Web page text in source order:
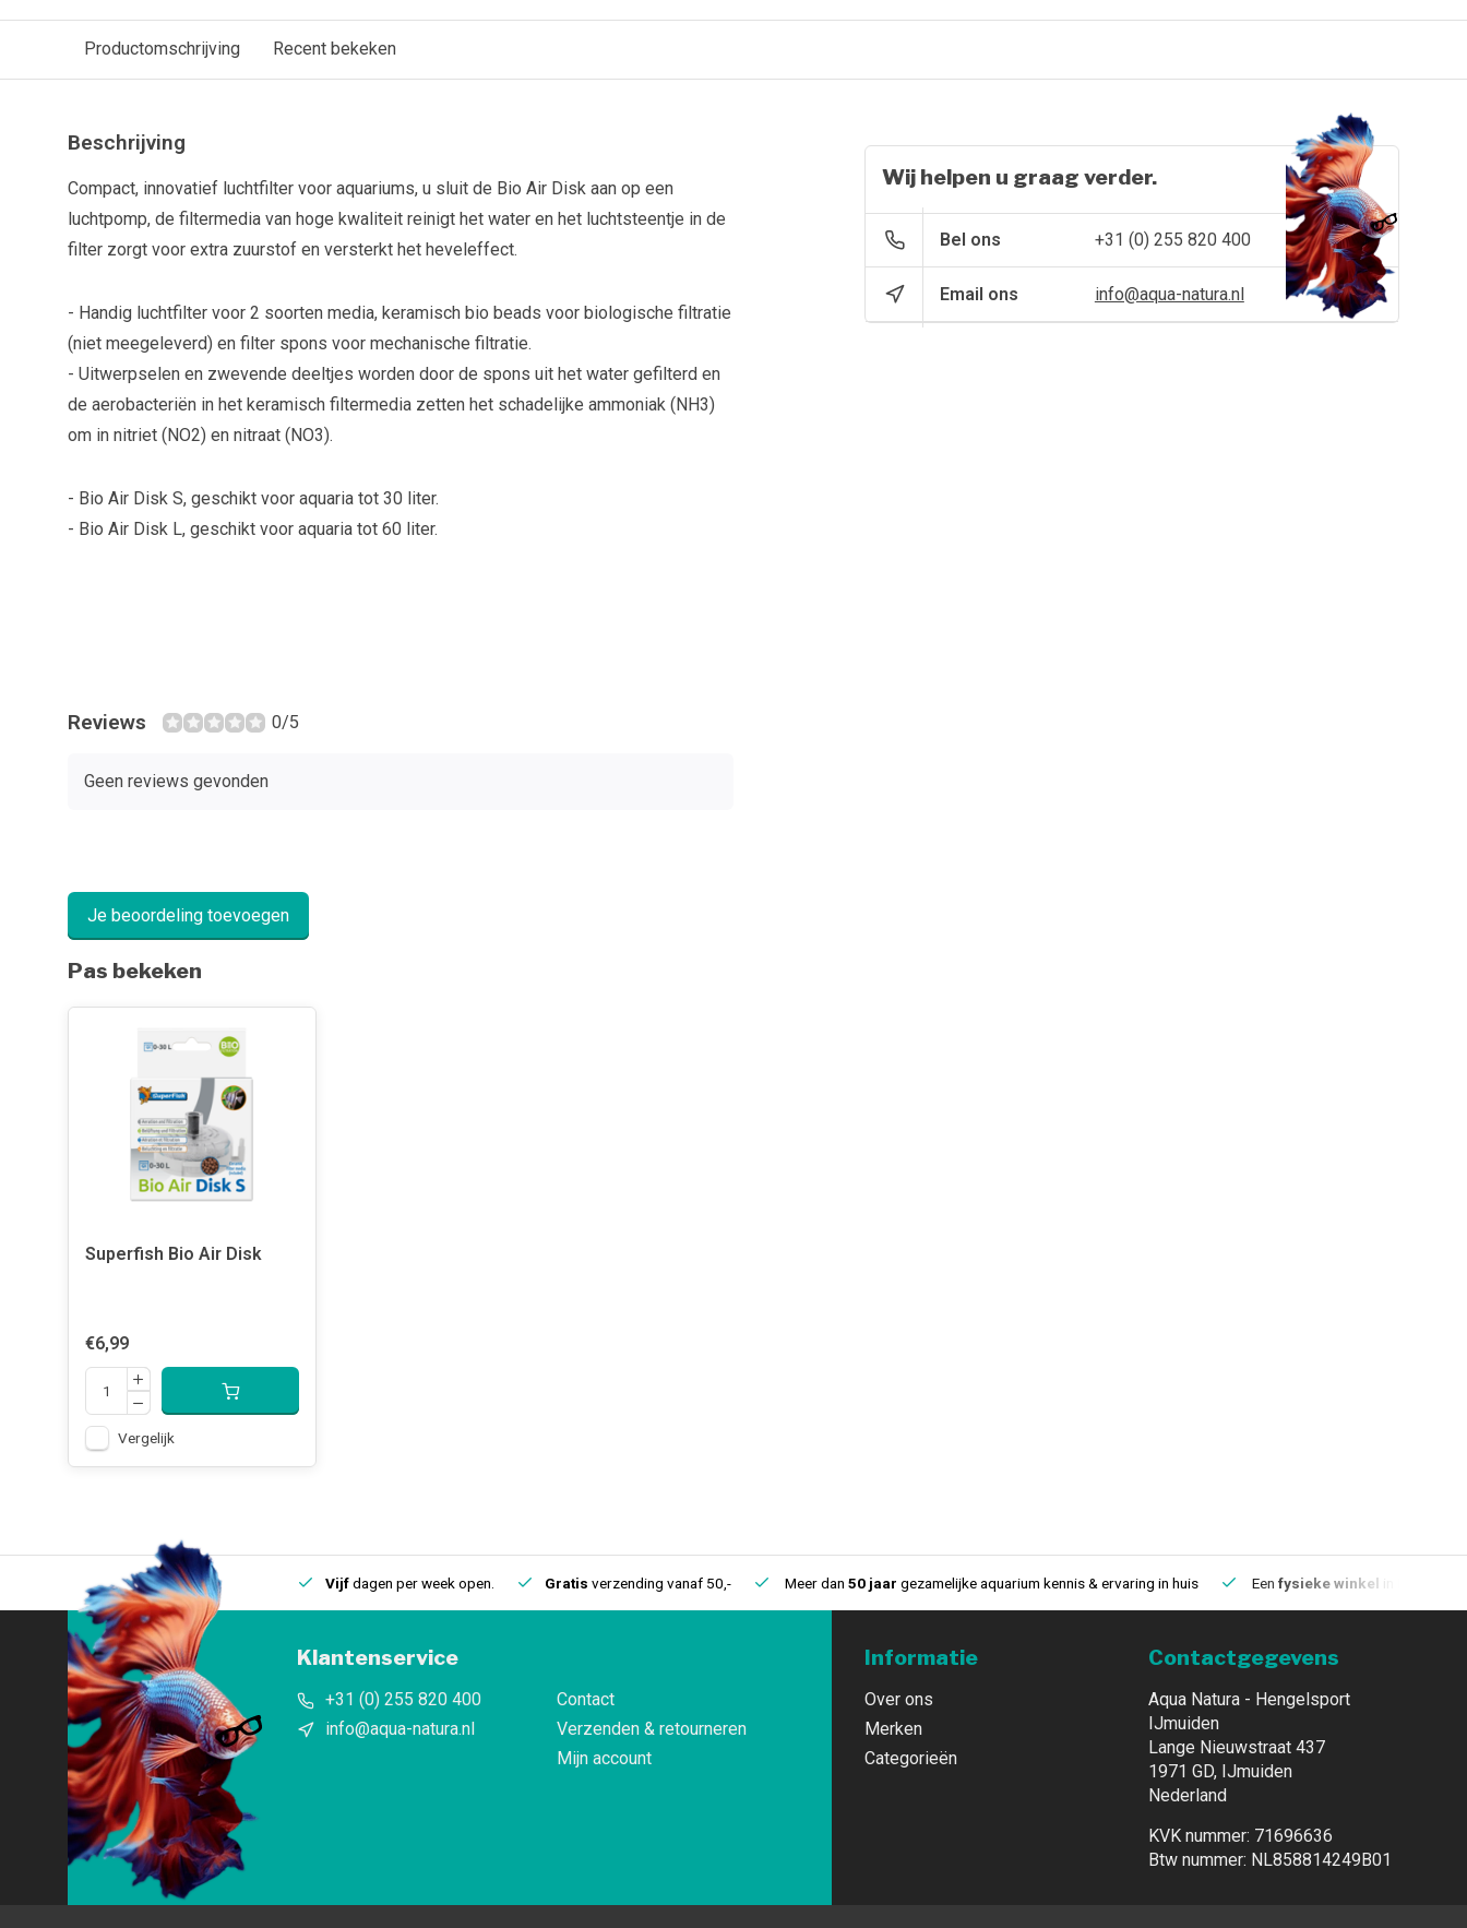
Productomschrijving Recent bekeken
Beschrijving
Compact, innovatief luchtfilter voor aquariums, u sluit de Bio Air Disk aan op een
luchtpomp, de filtermedia van hoge kwaliteit reinigt het water en het luchtsteentje in de
filter zorgt voor extra zuurstof en versterkt het heveleffect.
- Handig luchtfilter voor 2 soorten media, keramisch bio beads voor biologische filtratie
(niet meegeleverd) en filter spons voor mechanische filtratie.
- Uitwerpselen en zwevende deeltjes worden door de spons uit het water gefilterd en
de aerobacteriën in het keramisch filtermedia zetten het schadelijke ammoniak (NH3)
om in nitriet (NO2) en nitraat (NO3).
- Bio Air Disk S, geschikt voor aquaria tot 30 liter.
- Bio Air Disk L, geschikt voor aquaria tot 60 liter.
Reviews 0/5
Geen reviews gevonden
Je beoordeling toevoegen
Wij helpen u graag verder.
Bel ons +31 (0) 255 820 400
Email ons info@aqua-natura.nl
Pas bekeken
Superfish Bio Air Disk
€6,99
Vergelijk
Eenfysieke winkelin IJmuiden Vijfdagen per week open. Gratis verzending vanaf 50,- Meer dan 50 jaar gezamelijke aquarium kennis & ervaring in huis Een fysieke winkel
Klantenservice
+31 (0) 255 820 400
info@aqua-natura.nl
Contact
Verzenden & retourneren
Mijn account
Informatie
Over ons
Merken
Categorieën
Contactgegevens
Aqua Natura - Hengelsport
IJmuiden
Lange Nieuwstraat 437
1971 GD, IJmuiden
Nederland
KVK nummer: 71696636
Btw nummer: NL858814249B01